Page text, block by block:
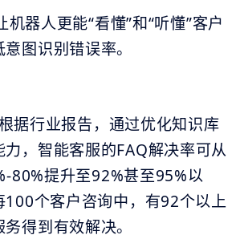
器人更能“看懂”和“听懂”客户
图识别错误率。
据行业报告，通过优化知识库
，智能客服的FAQ解决率可从
80%提升至92%甚至95%以
100个客户咨询中，有92个以上
得到有效解决。